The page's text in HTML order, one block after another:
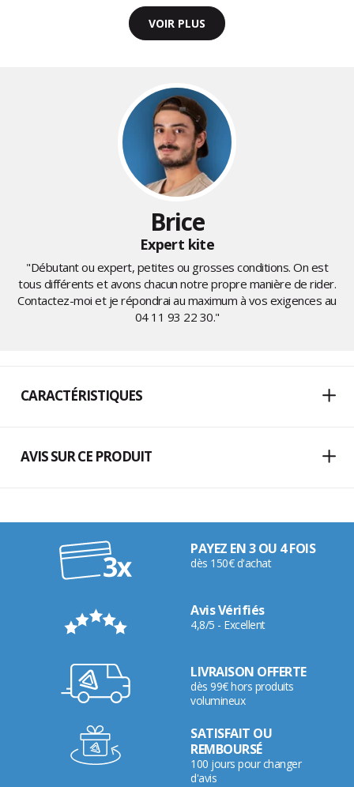
VOIR PLUS
Brice
Expert kite
"Débutant ou expert, petites ou grosses conditions. On est
tous différents et avons chacun notre propre manière de rider.
Contactez-moi et je répondrai au maximum à vos exigences au
04 11 93 22 30."
CARACTÉRISTIQUES
AVIS SUR CE PRODUIT
PAYEZ EN 3 OU 4 FOIS
dès 150€ d'achat
Avis Vérifiés
4,8/5 - Excellent
LIVRAISON OFFERTE
dès 99€ hors produits
volumineux
SATISFAIT OU
REMBOURSÉ
100 jours pour changer
d'avis